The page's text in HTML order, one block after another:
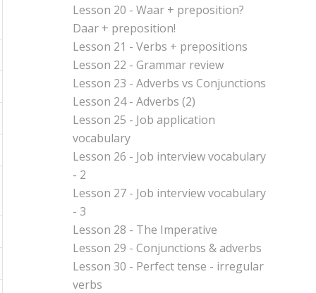
Lesson 20 - Waar + preposition?
Daar + preposition!
Lesson 21 - Verbs + prepositions
Lesson 22 - Grammar review
Lesson 23 - Adverbs vs Conjunctions
Lesson 24 - Adverbs (2)
Lesson 25 - Job application
vocabulary
Lesson 26 - Job interview vocabulary
- 2
Lesson 27 - Job interview vocabulary
- 3
Lesson 28 - The Imperative
Lesson 29 - Conjunctions & adverbs
Lesson 30 - Perfect tense - irregular
verbs